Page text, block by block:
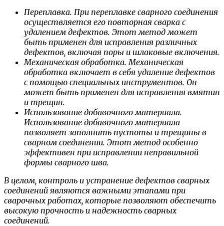
Переплавка. При переплавке сварного соединения
осуществляется его повторная сварка с
удалением дефектов. Этот метод может
быть применен для исправления различных
дефектов, включая поры и шлаковые включения.
Механическая обработка. Механическая
обработка включает в себя удаление дефектов
с помощью специальных инструментов. Он
может быть применен для исправления вмятин
и трещин.
Использование добавочного материала.
Использование добавочного материала
позволяет заполнить пустоты и трещины в
сварном соединении. Этот метод особенно
эффективен при исправлении неправильной
формы сварного шва.
В целом, контроль и устранение дефектов сварных
соединений являются важными этапами при
сварочных работах, которые позволяют обеспечить
высокую прочность и надежность сварных
соединений.